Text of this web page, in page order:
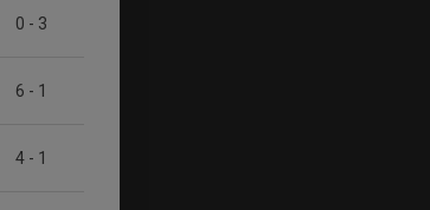
0 - 3
6 - 1
4 - 1